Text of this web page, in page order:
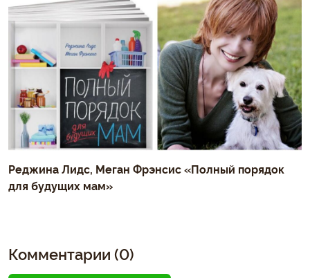
Реджина Лидс, Меган Фрэнсис «Полный порядок
для будущих мам»
Комментарии (0)